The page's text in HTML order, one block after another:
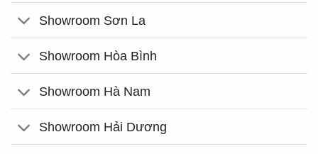
Showroom Sơn La
Showroom Hòa Bình
Showroom Hà Nam
Showroom Hải Dương